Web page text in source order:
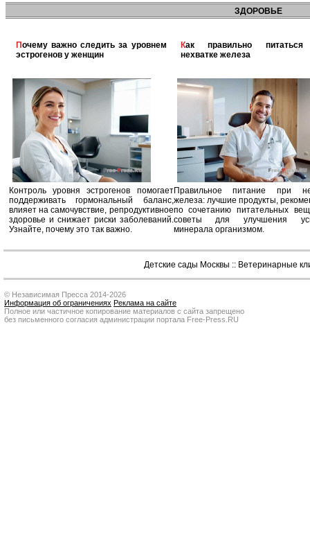
ЗДОРОВЬЕ
Почему важно следить за уровнем
эстрогенов у женщин
Контроль уровня эстрогенов помогает
поддерживать гормональный баланс,
влияет на самочувствие, репродуктивное
здоровье и снижает риски заболеваний.
Узнайте, почему это так важно.
Как правильно питаться при
нехватке железа
Правильное питание при
железа: лучшие продукты,
по сочетанию питательных
советы для улучшения
минерала организмом.
Детские сады Москвы :: Ветеринарные
© Независимая Пресса 2014-2026
Информация об ограничениях Реклама на сайте
Полное или частичное копирование материалов с сайта запрещено
без письменного согласия администрации портала Free-Press.RU